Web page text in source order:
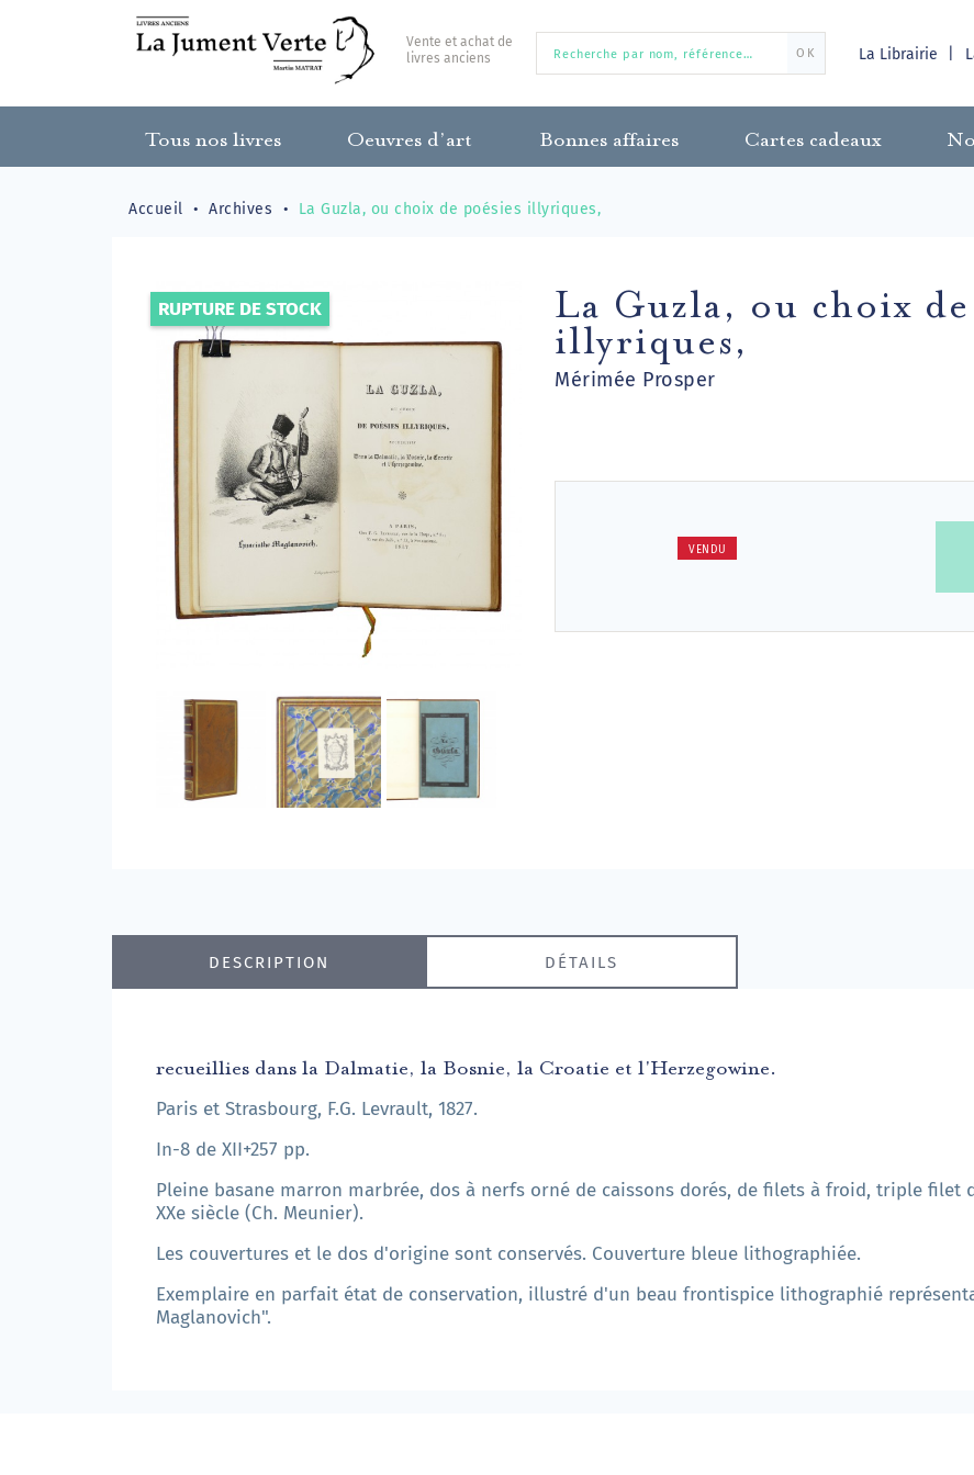
Vente et achat de
livres anciens
OK La Librairie
Tous nos livres Oeuvres d’art Bonnes affaires Cartes cadeaux
Accueil Archives La Guzla, ou choix de poésies illyriques,
RUPTURE DE STOCK La Guzla, ou choix de
illyriques,
Mérimée Prosper
VENDU
DESCRIPTION DÉTAILS
recueillies dans la Dalmatie, la Bosnie, la Croatie et l'Herzegowine.
Paris et Strasbourg, F.G. Levrault, 1827.
In-8 de XII+257 pp.
Pleine basane marron marbrée, dos à nerfs orné de caissons dorés, de filets à froid, triple filet
XXe siècle (Ch. Meunier).
Les couvertures et le dos d'origine sont conservés. Couverture bleue lithographiée.
Exemplaire en parfait état de conservation, illustré d'un beau frontispice lithographié
Maglanovich".